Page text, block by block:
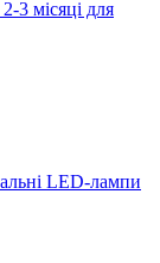
3 місяці для
LED-лампи